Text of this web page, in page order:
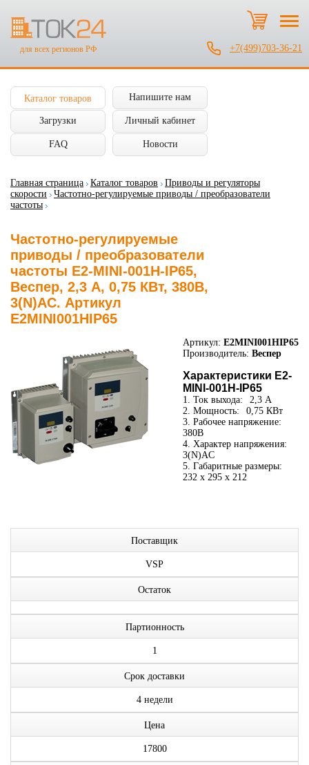
для всех регионов РФ +7(499)703-36-21
Каталог товаров Напишите нам
Загрузки Личный кабинет
FAQ Новости
Главная страница Каталог товаров
Приводы и регуляторы
скорости
Частотно-регулируемые приводы / преобразователи
частоты
Частотно-регулируемые
приводы / преобразователи
частоты E2-MINI-001H-IP65,
Веспер, 2,3 А, 0,75 КВт, 380В,
3(N)AC. Артикул
E2MINI001HIP65
Артикул: E2MINI001HIP65
Производитель: Веспер
Характеристики E2-
MINI-001H-IP65
1. Ток выхода:
2,3 А
2. Мощность:
0,75 КВт
3. Рабочее напряжение:
380В
4. Характер напряжения:
3(N)AC
5. Габаритные размеры:
232 x 295 x 212
Поставщик
VSP
Остаток
Партионность
1
Срок доставки
4 недели
Цена
17800